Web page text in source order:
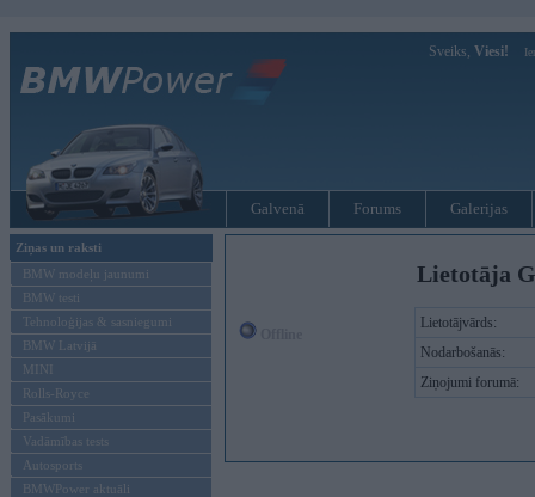
Sveiks, Viesi!
Galvenā Forums Galerijas
Ziņas un raksti
BMW modeļu jaunumi
BMW testi
Tehnoloģijas & sasniegumi
BMW Latvijā
MINI
Rolls-Royce
Pasākumi
Vadāmības tests
Autosports
BMWPower aktuāli
Lietotāja
Lietotājvārds:
Nodarbošanās:
Ziņojumi forumā: